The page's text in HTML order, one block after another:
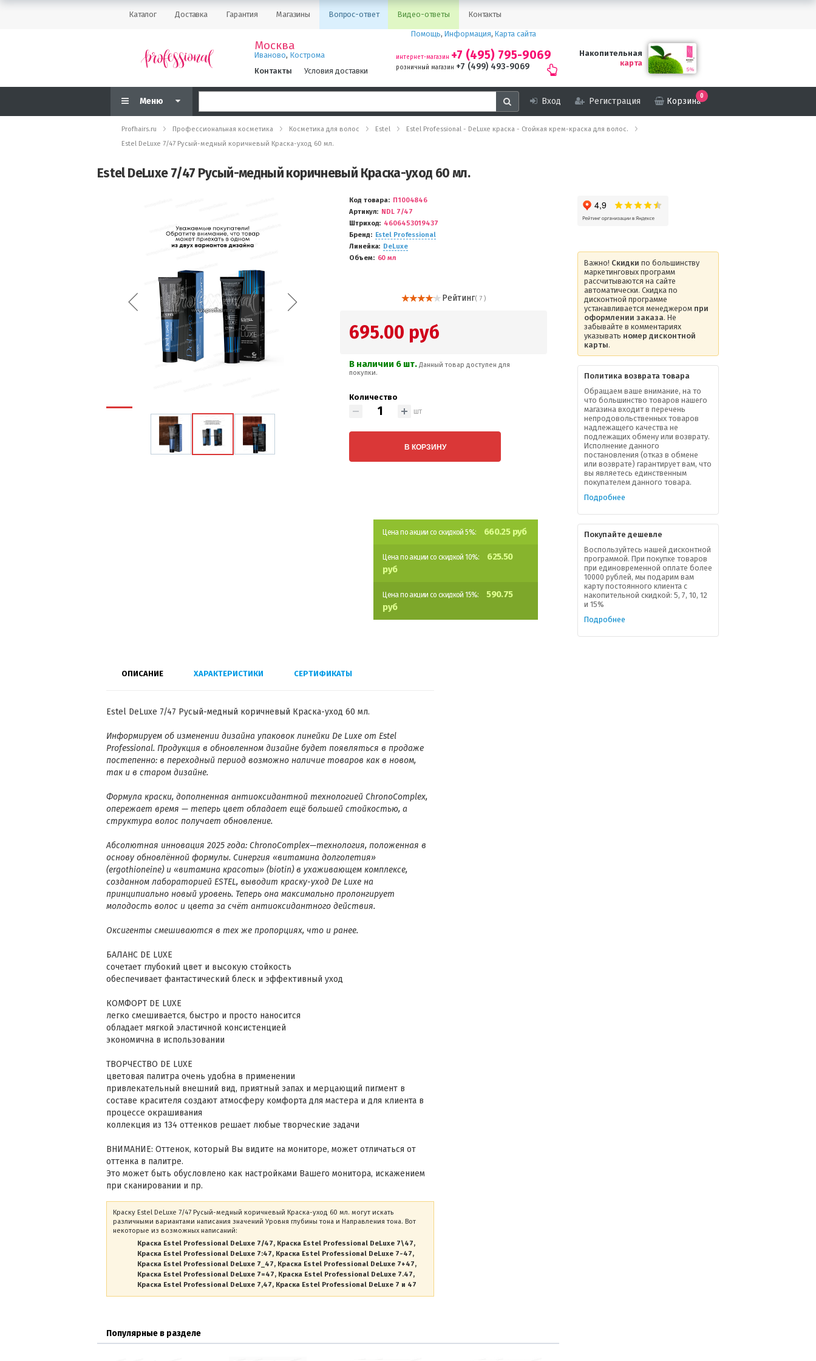
Каталог Доставка Гарантия Магазины Вопрос-ответ Видео-ответы Контакты
Москва
Иваново, Кострома
Контакты
Условия доставки
Помощь, Информация, Карта сайта
интернет-магазин +7 (495) 795-9069
розничный магазин +7 (499) 493-9069
Накопительная
карта
Меню Вход Регистрация Корзина
0
Profhairs.ru Профессиональная косметика Косметика для волос Estel
Estel Professional - DeLuxe краска - Стойкая крем-краска для волос.
Estel DeLuxe 7/47 Русый-медный коричневый Краска-уход 60 мл.
Estel DeLuxe 7/47 Русый-медный коричневый Краска-уход 60 мл.
Код товара
П1004846
Артикул
NDL 7/47
Штриход
4606453019437
Бренд
Estel Professional
Линейка
DeLuxe
Объем
60 мл
Рейтинг( 7 )
695.00 руб
В наличии 6 шт.Данный товар доступен для
покупки.
Количество
шт
В КОРЗИНУ
Цена по акции со скидкой 5%: 660.25 руб
Цена по акции со скидкой 10%:
625.50
руб
Цена по акции со скидкой 15%:
590.75
руб
ОПИСАНИЕ ХАРАКТЕРИСТИКИ СЕРТИФИКАТЫ
Estel DeLuxe 7/47 Русый-медный коричневый Краска-уход 60 мл.
Информируем об изменении дизайна упаковок линейки De Luxe от Estel
Professional. Продукция в обновленном дизайне будет появляться в продаже
постепенно: в переходный период возможно наличие товаров как в новом,
так и в старом дизайне.
Формула краски, дополненная антиоксидантной технологией ChronoComplex,
опережает время — теперь цвет обладает ещё большей стойкостью, а
структура волос получает обновление.
Абсолютная инновация 2025 года: ChronoComplex—технология, положенная в
основу обновлённой формулы. Синергия «витамина долголетия»
(ergothioneine) и «витамина красоты» (biotin) в ухаживающем комплексе,
созданном лабораторией ESTEL, выводит краску-уход De Luxe на
принципиально новый уровень. Теперь она максимально пролонгирует
молодость волос и цвета за счёт антиоксидантного действия.
Оксигенты смешиваются в тех же пропорциях, что и ранее.
БАЛАНС DE LUXE
сочетает глубокий цвет и высокую стойкость
обеспечивает фантастический блеск и эффективный уход
КОМФОРТ DE LUXE
легко смешивается, быстро и просто наносится
обладает мягкой эластичной консистенцией
экономична в использовании
ТВОРЧЕСТВО DE LUXE
цветовая палитра очень удобна в применении
привлекательный внешний вид, приятный запах и мерцающий пигмент в
составе красителя создают атмосферу комфорта для мастера и для клиента в
процессе окрашивания
коллекция из 134 оттенков решает любые творческие задачи
ВНИМАНИЕ: Оттенок, который Вы видите на мониторе, может отличаться от
оттенка в палитре.
Это может быть обусловлено как настройками Вашего монитора, искажением
при сканировании и пр.
Краску Estel DeLuxe 7/47 Русый-медный коричневый Краска-уход 60 мл. могут искать
различными вариантами написания значений Уровня глубины тона и Направления тона. Вот
некоторые из возможных написаний:
Краска Estel Professional DeLuxe 7/47
Краска Estel Professional DeLuxe 7\47
Краска Estel Professional DeLuxe 7:47
Краска Estel Professional DeLuxe 7-47
Краска Estel Professional DeLuxe 7_47
Краска Estel Professional DeLuxe 7+47
Краска Estel Professional DeLuxe 7=47
Краска Estel Professional DeLuxe 7.47
Краска Estel Professional DeLuxe 7,47
Краска Estel Professional DeLuxe 7 и 47
Популярные в разделе
Важно! Скидки по большинству
маркетинговых программ
рассчитываются на сайте
автоматически. Скидка по
дисконтной программе
устанавливается менеджером при
оформлении заказа. Не
забывайте в комментариях
указывать номер дисконтной
карты.
Политика возврата товара
Обращаем ваше внимание, на то
что большинство товаров нашего
магазина входит в перечень
непродовольственных товаров
надлежащего качества не
подлежащих обмену или возврату.
Исполнение данного
постановления (отказ в обмене
или возврате) гарантирует вам, что
вы являетесь единственным
покупателем данного товара.
Подробнее
Покупайте дешевле
Воспользуйтесь нашей дисконтной
программой. При покупке товаров
при единовременной оплате более
10000 рублей, мы подарим вам
карту постоянного клиента с
накопительной скидкой: 5, 7, 10, 12
и 15%
Подробнее